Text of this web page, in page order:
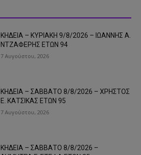
ΚΗΔΕΙΑ – ΚΥΡΙΑΚΗ 9/8/2026 – ΙΩΑΝΝΗΣ Α.
ΝΤΖΑΦΕΡΗΣ ΕΤΩΝ 94
7 Αυγούστου, 2026
ΚΗΔΕΙΑ – ΣΑΒΒΑΤΟ 8/8/2026 – ΧΡΗΣΤΟΣ
Ε. ΚΑΤΣΙΚΑΣ ΕΤΩΝ 95
7 Αυγούστου, 2026
ΚΗΔΕΙΑ – ΣΑΒΒΑΤΟ 8/8/2026 –